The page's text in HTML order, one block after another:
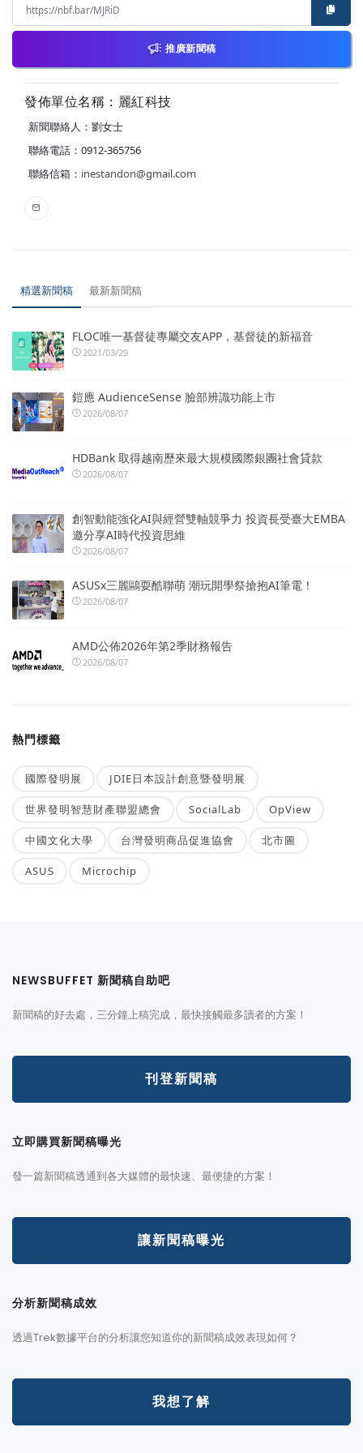
推廣新聞稿
發佈單位名稱：麗紅科技
新聞聯絡人：劉女士
聯絡電話：0912-365756
聯絡信箱： inestandon@gmail.com
精選新聞稿 最新新聞稿
FLOC唯一基督徒專屬交友APP，基督徒的新福音
2021/03/29
鎧應 AudienceSense 臉部辨識功能上市
2026/08/07
HDBank 取得越南歷來最大規模國際銀團社會貸款
2026/08/07
創智動能強化AI與經營雙軸競爭力 投資長受臺大EMBA
邀分享AI時代投資思維
2026/08/07
ASUSx三麗鷗耍酷聯萌 潮玩開學祭搶抱AI筆電！
2026/08/07
AMD公佈2026年第2季財務報告
2026/08/07
熱門標籤
國際發明展 JDIE日本設計創意暨發明展
世界發明智慧財產聯盟總會 SocialLab OpView
中國文化大學 台灣發明商品促進協會 北市圖
ASUS Microchip
NEWSBUFFET 新聞稿自助吧
新聞稿的好去處，三分鐘上稿完成，最快接觸最多讀者的方案！
刊登新聞稿
立即購買新聞稿曝光
發一篇新聞稿透通到各大媒體的最快速、最便捷的方案！
讓新聞稿曝光
分析新聞稿成效
透過Trek數據平台的分析讓您知道你的新聞稿成效表現如何？
我想了解